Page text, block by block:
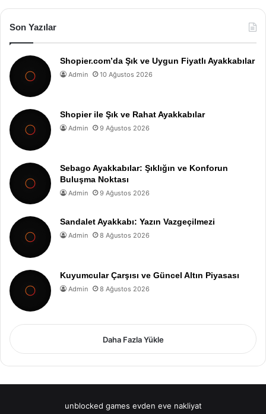
Son Yazılar
Shopier.com’da Şık ve Uygun Fiyatlı Ayakkabılar
Admin 10 Ağustos 2026
Shopier ile Şık ve Rahat Ayakkabılar
Admin 9 Ağustos 2026
Sebago Ayakkabılar: Şıklığın ve Konforun
Buluşma Noktası
Admin 9 Ağustos 2026
Sandalet Ayakkabı: Yazın Vazgeçilmezi
Admin 8 Ağustos 2026
Kuyumcular Çarşısı ve Güncel Altın Piyasası
Admin 8 Ağustos 2026
Daha Fazla Yükle
unblocked games evden eve nakliyat